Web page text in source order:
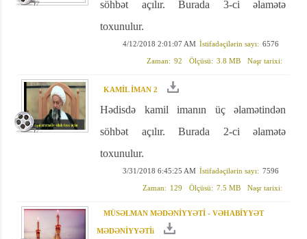
söhbət açılır. Burada 3-ci əlamətə
toxunulur.
6576
İstifadəçilərin sayı:
4/12/2018 2:01:07 AM
Nəşr tarixi:
3.8 MB
Ölçüsü:
92
Zaman:
KAMİL İMAN 2
Hədisdə kamil imanın üç əlamətindən
söhbət açılır. Burada 2-ci əlamətə
toxunulur.
7596
İstifadəçilərin sayı:
3/31/2018 6:45:25 AM
Nəşr tarixi:
7.5 MB
Ölçüsü:
129
Zaman:
MÜSƏLMAN MƏDƏNİYYƏTİ - VƏHABİYYƏT
MƏDƏNİYYƏTİi